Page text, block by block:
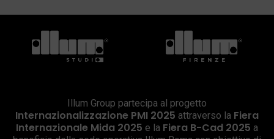
Illum Group partecipa al progetto
Internazionalizzazione PMI 2025 attraverso la Fiera
Internazionale Mida 2025 e la Fiera B-Cad 2025 a